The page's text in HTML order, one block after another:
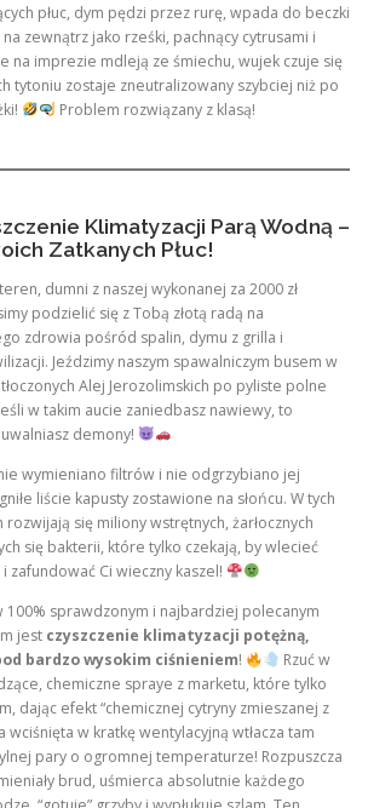
płuc, dym pędzi przez rurę, wpada do beczki
zewnątrz jako rześki, pachnący cytrusami i
na imprezie mdleją ze śmiechu, wujek czuje się
tytoniu zostaje zneutralizowany szybciej niż po
Problem rozwiązany z klasą!
Klimatyzacji Parą Wodną –
Zatkanych Płuc!
dumni z naszej wykonanej za 2000 zł
podzielić się z Tobą złotą radą na
zdrowia pośród spalin, dymu z grilla i
Jeździmy naszym spawalniczym busem w
Alej Jerozolimskich po pyliste polne
w takim aucie zaniedbasz nawiewy, to
demony!
wymieniano filtrów i nie odgrzybiano jej
liście kapusty zostawione na słońcu. W tych
rozwijają się miliony wstrętnych, żarłocznych
się bakterii, które tylko czekają, by wlecieć
zafundować Ci wieczny kaszel!
100% sprawdzonym i najbardziej polecanym
jest czyszczenie klimatyzacji potężną,
bardzo wysokim ciśnieniem!
Rzuć w
chemiczne spraye z marketu, które tylko
dając efekt “chemicznej cytryny zmieszanej z
wciśnięta w kratkę wentylacyjną wtłacza tam
pary o ogromnej temperaturze! Rozpuszcza
brud, uśmierca absolutnie każdego